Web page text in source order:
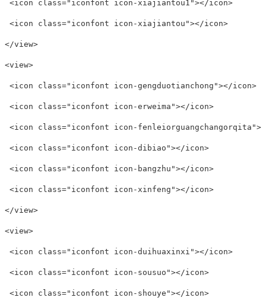
<icon class="iconfont icon-xiajiantou1"></icon>
<icon class="iconfont icon-xiajiantou"></icon>
</view>
<view>
<icon class="iconfont icon-gengduotianchong"></icon>
<icon class="iconfont icon-erweima"></icon>
<icon class="iconfont icon-
<icon class="iconfont icon-dibiao"></icon>
<icon class="iconfont icon-bangzhu"></icon>
<icon class="iconfont icon-xinfeng"></icon>
</view>
<view>
<icon class="iconfont icon-duihuaxinxi"></icon>
<icon class="iconfont icon-sousuo"></icon>
<icon class="iconfont icon-shouye"></icon>